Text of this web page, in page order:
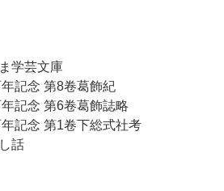
学芸文庫
記念 第8卷葛飾紀
記念 第6卷葛飾誌略
記念 第1卷下総式社考
話